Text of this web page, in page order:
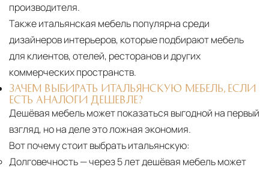
производителя.
Также итальянская мебель популярна среди
дизайнеров интерьеров, которые подбирают мебель
для клиентов, отелей, ресторанов и других
коммерческих пространств.
ЗАЧЕМ ВЫБИРАТЬ ИТАЛЬЯНСКУЮ МЕБЕЛЬ, ЕСЛИ
ЕСТЬ АНАЛОГИ ДЕШЕВЛЕ?
Дешёвая мебель может показаться выгодной на первый
взгляд, но на деле это ложная экономия.
Вот почему стоит выбрать итальянскую:
Долговечность— через 5 лет дешёвая мебель может